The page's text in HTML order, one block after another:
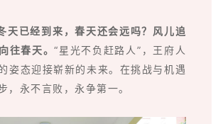
天已经到来，春天还会远吗？风儿追
往春天。“星光不负赶路人”，王府人
姿态迎接崭新的未来。在挑战与机遇
，永不言败，永争第一。